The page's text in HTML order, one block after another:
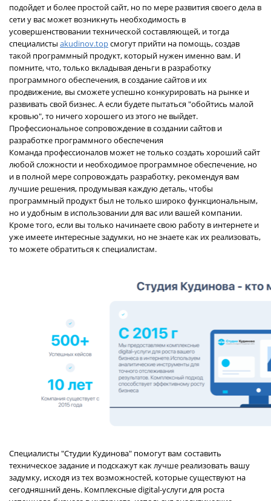
подойдет и более простой сайт, но по мере развития своего дела в
сети у вас может возникнуть необходимость в
усовершенствовании технической составляющей, и тогда
специалисты akudinov.topсмогут прийти на помощь, создав
такой программный продукт, который нужен именно вам. И
помните, что, только вкладывая деньги в разработку
программного обеспечения, в создание сайтов и их
продвижение, вы сможете успешно конкурировать на рынке и
развивать свой бизнес. А если будете пытаться "обойтись малой
кровью", то ничего хорошего из этого не выйдет.
Профессиональное сопровождение в создании сайтов и
разработке программного обеспечения
Команда профессионалов может не только создать хороший сайт
любой сложности и необходимое программное обеспечение, но
и в полной мере сопровождать разработку, рекомендуя вам
лучшие решения, продумывая каждую деталь, чтобы
программный продукт был не только широко функциональным,
но и удобным в использовании для вас или вашей компании.
Кроме того, если вы только начинаете свою работу в интернете и
уже имеете интересные задумки, но не знаете как их реализовать,
то можете обратиться к специалистам.
Специалисты "Студии Кудинова" помогут вам составить
техническое задание и подскажут как лучше реализовать вашу
задумку, исходя из тех возможностей, которые существуют на
сегодняшний день. Комплексные digital-услуги для роста